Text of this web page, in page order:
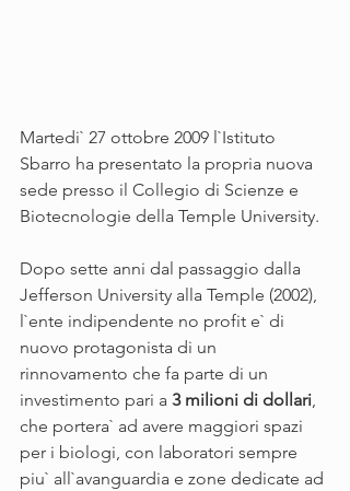
Martedi` 27 ottobre 2009 l`Istituto
Sbarro ha presentato la propria nuova
sede presso il Collegio di Scienze e
Biotecnologie della Temple University.
Dopo sette anni dal passaggio dalla
Jefferson University alla Temple (2002),
l`ente indipendente no profit e` di
nuovo protagonista di un
rinnovamento che fa parte di un
investimento pari a 3 milioni di dollari,
che portera` ad avere maggiori spazi
per i biologi, con laboratori sempre
piu` all`avanguardia e zone dedicate ad